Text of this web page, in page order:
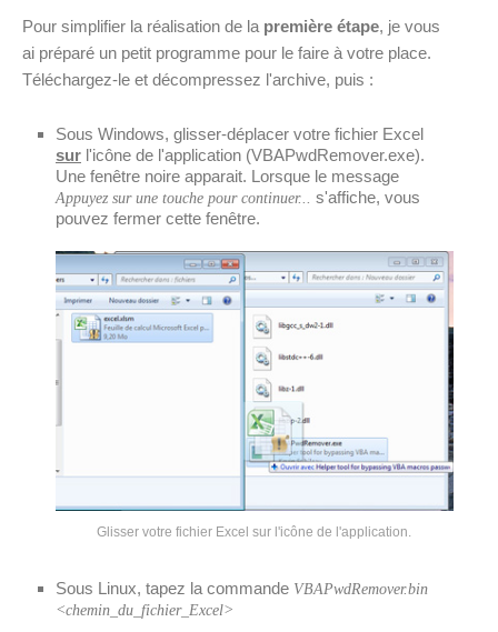
Pour simplifier la réalisation de la première étape, je vous
ai préparé un petit programme pour le faire à votre place.
Téléchargez-le et décompressez l'archive, puis :
Sous Windows, glisser-déplacer votre fichier Excel
sur l'icône de l'application (VBAPwdRemover.exe).
Une fenêtre noire apparait. Lorsque le message
Appuyez sur une touche pour continuer... s'affiche, vous
pouvez fermer cette fenêtre.
Glisser votre fichier Excel sur l'icône de l'application.
Sous Linux, tapez la commande VBAPwdRemover.bin
<chemin_du_fichier_Excel>